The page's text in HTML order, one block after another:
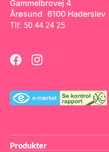
Gammelbrovej 4
Årøsund 6100 Haderslev
Tlf: 50 44 24 25
Produkter